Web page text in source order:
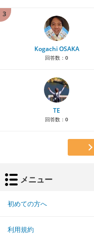
3
Kogachi OSAKA
回答数： 0
TE
回答数： 0
メニュー
初めての方へ
利用規約